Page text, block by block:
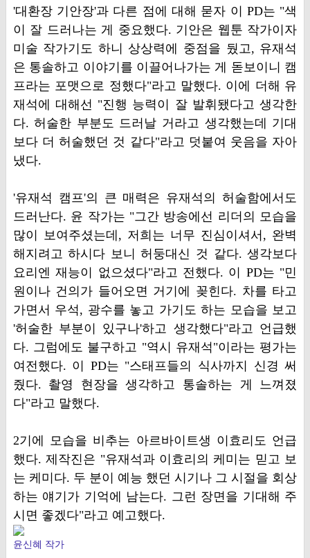
'대환장 기안장'과 다른 점에 대해 묻자 이 PD는 "색
이 잘 드러나는 게 중요했다. 기안은 웹툰 작가이자
미술 작가기도 하니 상상력에 중점을 뒀고, 유재석
은 통솔하고 이야기를 이끌어나가는 게 돋보이니 캠
프라는 포맷으로 정했다"라고 말했다. 이에 더해 유
재석에 대해선 "진행 능력이 잘 발휘됐다고 생각한
다. 허술한 부분도 드러날 거라고 생각했는데 기대
보다 더 허술했던 것 같다"라고 덧붙여 웃음을 자아
냈다.
'유재석 캠프'의 큰 매력은 유재석의 허술함에서도
드러난다. 윤 작가는 "그간 방송에선 리더의 모습을
많이 보여주셨는데, 저희는 너무 진심이셔서, 완벽
해지려고 하시다 보니 허둥대신 것 같다. 생각보다
요리엔 재능이 없으셨다"라고 전했다. 이 PD는 "민
원이나 건의가 들어오면 거기에 꽂힌다. 차를 타고
가면서 우석, 광수를 놓고 가기도 하는 모습을 보고
'허술한 부분이 있구나'하고 생각했다"라고 언급했
다. 그럼에도 불구하고 "역시 유재석"이라는 평가는
여전했다. 이 PD는 "스태프들의 식사까지 신경 써
줬다. 촬영 현장을 생각하고 통솔하는 게 느껴졌
다"라고 말했다.
2기에 모습을 비추는 아르바이트생 이효리도 언급
했다. 제작진은 "유재석과 이효리의 케미는 믿고 보
는 케미다. 두 분이 예능 했던 시기나 그 시절을 회상
하는 얘기가 기억에 남는다. 그런 장면을 기대해 주
시면 좋겠다"라고 예고했다.
윤신혜 작가